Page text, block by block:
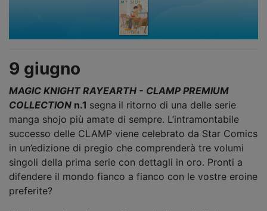
9 giugno
MAGIC KNIGHT RAYEARTH - CLAMP PREMIUM
COLLECTION n.1 segna il ritorno di una delle serie
manga shojo più amate di sempre. L’intramontabile
successo delle CLAMP viene celebrato da Star Comics
in un’edizione di pregio che comprenderà tre volumi
singoli della prima serie con dettagli in oro. Pronti a
difendere il mondo fianco a fianco con le vostre eroine
preferite?